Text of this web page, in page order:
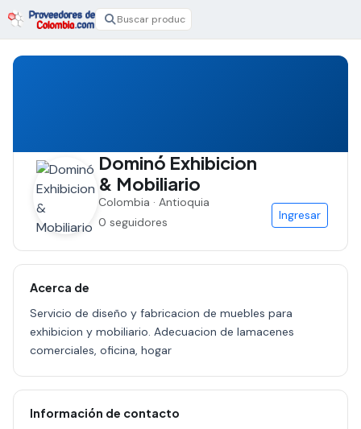
Dominó Exhibicion
& Mobiliario
Colombia · Antioquia
0 seguidores
Ingresar
Acerca de
Servicio de diseño y fabricacion de muebles para
exhibicion y mobiliario. Adecuacion de lamacenes
comerciales, oficina, hogar
Información de contacto